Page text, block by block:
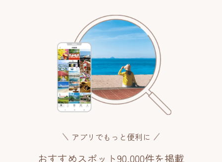
アプリでもっと便利に
おすすめスポット90,000件を掲載